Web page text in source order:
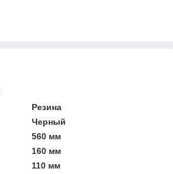
Резина
Черный
560 мм
160 мм
110 мм